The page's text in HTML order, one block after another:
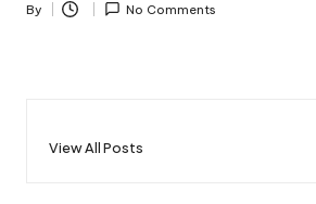
Posted
By No Comments
View All Posts